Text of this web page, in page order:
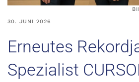
30. JUNI 2026
Erneutes
Spezialist